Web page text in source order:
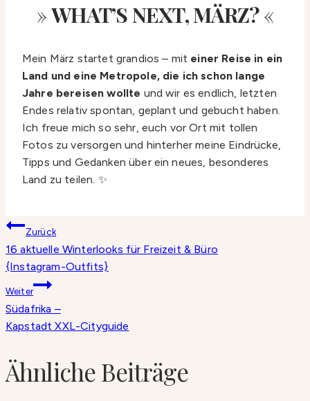
»WHAT’S NEXT, MÄRZ?«
Mein März startet grandios – mit einer Reise in ein
Land und eine Metropole, die ich schon lange
Jahre bereisen wollte und wir es endlich, letzten
Endes relativ spontan, geplant und gebucht haben.
Ich freue mich so sehr, euch vor Ort mit tollen
Fotos zu versorgen und hinterher meine Eindrücke,
Tipps und Gedanken über ein neues, besonderes
Land zu teilen. ✨
Beitragsnavigation
Zurück
16 aktuelle Winterlooks für Freizeit & Büro
{Instagram-Outfits}
Weiter
Südafrika –
Kapstadt XXL-Cityguide
Ähnliche Beiträge